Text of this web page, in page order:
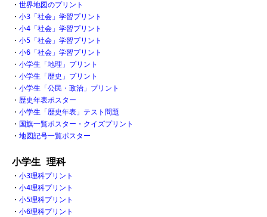
・ 世界地図のプリント
・ 小3「社会」学習プリント
・ 小4「社会」学習プリント
・ 小5「社会」学習プリント
・ 小6「社会」学習プリント
・ 小学生「地理」プリント
・ 小学生「歴史」プリント
・ 小学生「公民・政治」プリント
・ 歴史年表ポスター
・ 小学生「歴史年表」テスト問題
・ 国旗一覧ポスター・クイズプリント
・ 地図記号一覧ポスター
小学生 理科
・ 小3理科プリント
・ 小4理科プリント
・ 小5理科プリント
・ 小6理科プリント